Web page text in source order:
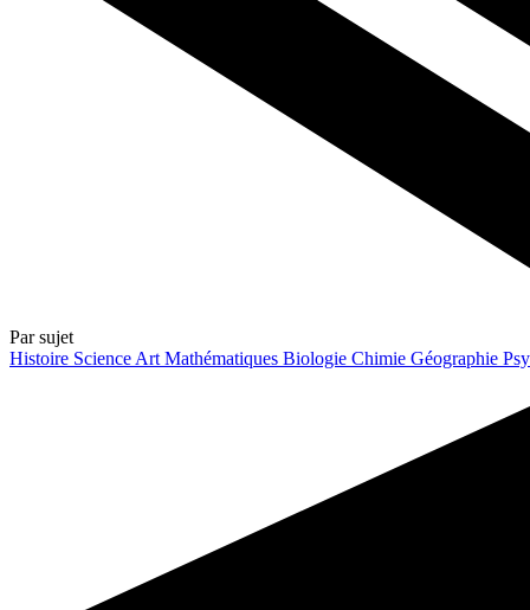
Par sujet
Histoire Science Art Mathématiques Biologie Chimie Géographie